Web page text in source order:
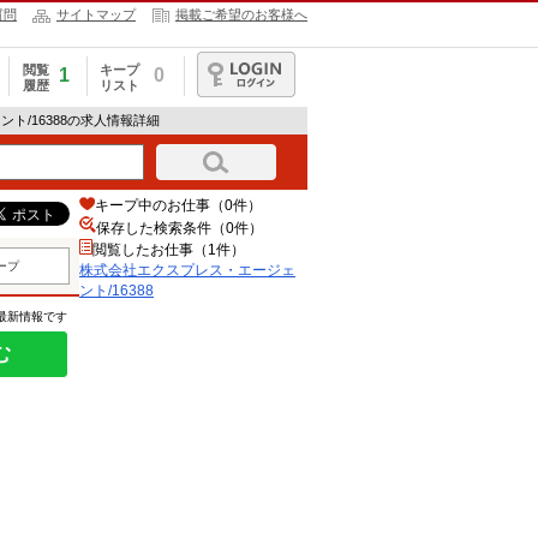
問 サイトマップ 掲載ご希望のお客様へ
閲覧
履歴
1
キープ
リスト
0
ログイン
ト/16388の求人情報詳細
プ
新情報です
キープ中のお仕事（0件）
保存した検索条件（0件）
閲覧したお仕事（1件）
株式会社エクスプレス・エージェ
ント/16388